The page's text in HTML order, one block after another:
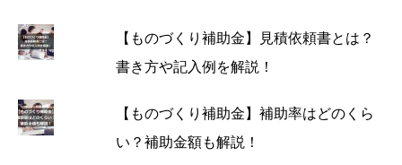
【ものづくり補助金】見積依頼書とは？
書き方や記入例を解説！
【ものづくり補助金】補助率はどのくら
い？補助金額も解説！